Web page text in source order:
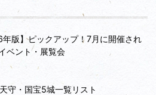
年版】ピックアップ！7月に開催され
ベント・展覧会
守・国宝5城一覧リスト